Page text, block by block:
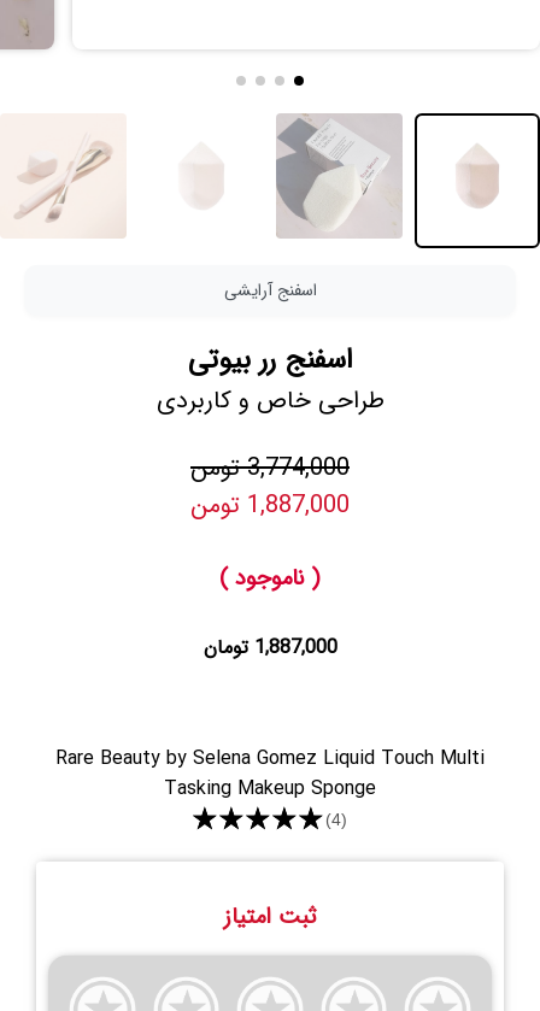
اسفنج آرایشی
اسفنج رر بیوتی
طراحی خاص و کاربردی
3,774,000 تومن
1,887,000 تومن
( ناموجود )
1,887,000 تومان
Rare Beauty by Selena Gomez Liquid Touch Multi
Tasking Makeup Sponge
★★★★★(4)
ثبت امتیاز